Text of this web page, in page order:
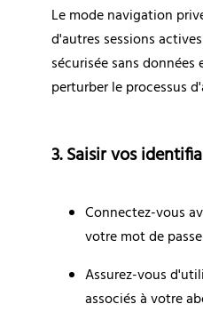
Le mode navigation
d'autres sessions
sécurisée sans
perturber le processus
3. Saisir vos
Connectez-vous
votre mot de
Assurez-vous
associés à votre